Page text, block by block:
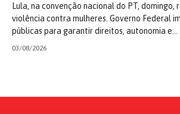
Lula, na convenção nacional do PT,
violência contra mulheres. Governo Federal
públicas para garantir direitos, autonomia e…
03/08/2026